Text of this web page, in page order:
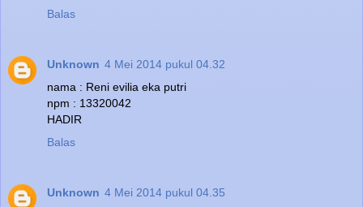
Balas
Unknown 4 Mei 2014 pukul 04.32
nama : Reni evilia eka putri
npm : 13320042
HADIR
Balas
Unknown 4 Mei 2014 pukul 04.35